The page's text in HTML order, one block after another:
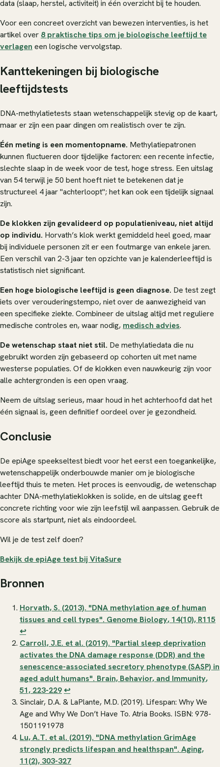
data (slaap, herstel, activiteit) in één overzicht bij te houden.
Voor een concreet overzicht van bewezen interventies, is het
artikel over 8 praktische tips om je biologische leeftijd te
verlagen een logische vervolgstap.
Kanttekeningen bij biologische
leeftijdstests
DNA-methylatietests staan wetenschappelijk stevig op de kaart,
maar er zijn een paar dingen om realistisch over te zijn.
Één meting is een momentopname. Methylatiepatronen
kunnen fluctueren door tijdelijke factoren: een recente infectie,
slechte slaap in de week voor de test, hoge stress. Een uitslag
van 54 terwijl je 50 bent hoeft niet te betekenen dat je
structureel 4 jaar "achterloopt"; het kan ook een tijdelijk signaal
zijn.
De klokken zijn gevalideerd op populatieniveau, niet altijd
op individu. Horvath’s klok werkt gemiddeld heel goed, maar
bij individuele personen zit er een foutmarge van enkele jaren.
Een verschil van 2-3 jaar ten opzichte van je kalenderleeftijd is
statistisch niet significant.
Een hoge biologische leeftijd is geen diagnose. De test zegt
iets over verouderingstempo, niet over de aanwezigheid van
een specifieke ziekte. Combineer de uitslag altijd met reguliere
medische controles en, waar nodig, medisch advies.
De wetenschap staat niet stil. De methylatiedata die nu
gebruikt worden zijn gebaseerd op cohorten uit met name
westerse populaties. Of de klokken even nauwkeurig zijn voor
alle achtergronden is een open vraag.
Neem de uitslag serieus, maar houd in het achterhoofd dat het
één signaal is, geen definitief oordeel over je gezondheid.
Conclusie
De epiAge speekseltest biedt voor het eerst een toegankelijke,
wetenschappelijk onderbouwde manier om je biologische
leeftijd thuis te meten. Het proces is eenvoudig, de wetenschap
achter DNA-methylatieklokken is solide, en de uitslag geeft
concrete richting voor wie zijn leefstijl wil aanpassen. Gebruik de
score als startpunt, niet als eindoordeel.
Wil je de test zelf doen?
Bekijk de epiAge test bij VitaSure
Bronnen
Horvath, S. (2013). "DNA methylation age of human
tissues and cell types". Genome Biology, 14(10), R115
↩
Carroll, J.E. et al. (2019). "Partial sleep deprivation
activates the DNA damage response (DDR) and the
senescence-associated secretory phenotype (SASP) in
aged adult humans". Brain, Behavior, and Immunity,
51, 223-229↩
Sinclair, D.A. & LaPlante, M.D. (2019). Lifespan: Why We
Age and Why We Don’t Have To. Atria Books. ISBN: 978-
1501191978
Lu, A.T. et al. (2019). "DNA methylation GrimAge
strongly predicts lifespan and healthspan". Aging,
11(2), 303-327